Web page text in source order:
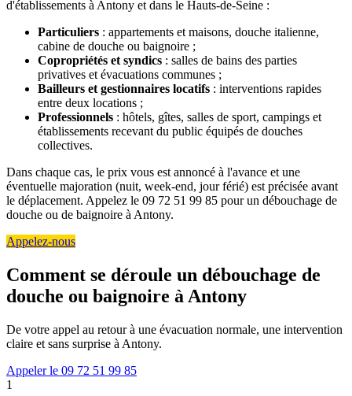
d'établissements à Antony et dans le Hauts-de-Seine :
Particuliers : appartements et maisons, douche italienne,
cabine de douche ou baignoire ;
Copropriétés et syndics : salles de bains des parties
privatives et évacuations communes ;
Bailleurs et gestionnaires locatifs : interventions rapides
entre deux locations ;
Professionnels : hôtels, gîtes, salles de sport, campings et
établissements recevant du public équipés de douches
collectives.
Dans chaque cas, le prix vous est annoncé à l'avance et une
éventuelle majoration (nuit, week-end, jour férié) est précisée avant
le déplacement. Appelez le 09 72 51 99 85 pour un débouchage de
douche ou de baignoire à Antony.
Appelez-nous
Comment se déroule un débouchage de
douche ou baignoire à Antony
De votre appel au retour à une évacuation normale, une intervention
claire et sans surprise à Antony.
Appeler le 09 72 51 99 85
1